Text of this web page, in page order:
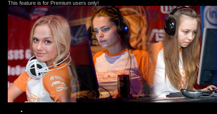
This feature is for Premium users only!